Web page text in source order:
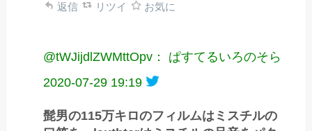
返信 リツイ お気に
@tWJijdlZWMttOpv： ぱすてるいろのそら
2020-07-29 19:19
髭男の115万キロのフィルムはミスチルの